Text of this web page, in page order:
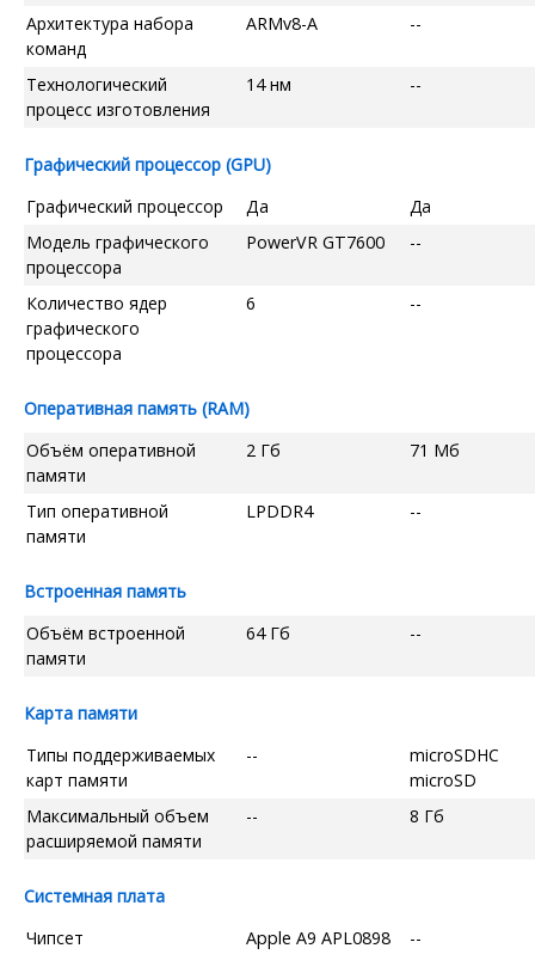
Архитектура набора
команд
ARMv8-A --
Технологический
процесс изготовления
14 нм --
Графический процессор (GPU)
Графический процессор
Да
Да
Модель графического
процессора
PowerVR GT7600 --
Количество ядер
графического
процессора
6 --
Оперативная память (RAM)
Объём оперативной
памяти
2 Гб 71 Мб
Тип оперативной
памяти
LPDDR4 --
Встроенная память
Объём встроенной
памяти
64 Гб --
Карта памяти
Типы поддерживаемых
карт памяти
--
microSDHC
microSD
Максимальный объем
расширяемой памяти
-- 8 Гб
Системная плата
Чипсет
Apple A9 APL0898 --